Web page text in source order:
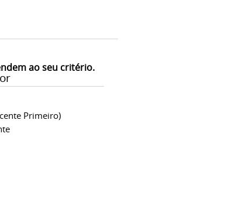
ao seu critério.
Primeiro)